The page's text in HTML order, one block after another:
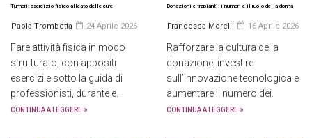
Tumori: esercizio fisico alleato delle cure
Paola Trombetta 24 Aprile 2026
Fare attività fisica in modo
strutturato, con appositi
esercizi e sotto la guida di
professionisti, durante e.
CONTINUA A LEGGERE
Donazioni e trapianti: i numeri e il ruolo della donna
Francesca Morelli 16 Aprile 2026
Rafforzare la cultura della
donazione, investire
sull’innovazione tecnologica e
aumentare il numero dei.
CONTINUA A LEGGERE